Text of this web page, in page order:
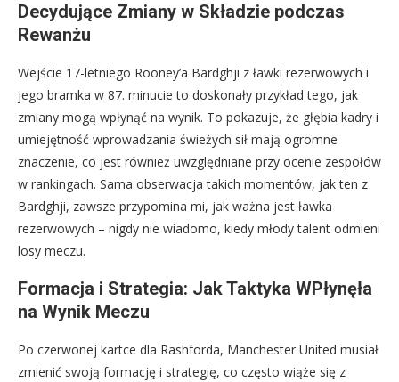
Decydujące Zmiany w Składzie podczas
Rewanżu
Wejście 17-letniego Rooney’a Bardghji z ławki rezerwowych i
jego bramka w 87. minucie to doskonały przykład tego, jak
zmiany mogą wpłynąć na wynik. To pokazuje, że głębia kadry i
umiejętność wprowadzania świeżych sił mają ogromne
znaczenie, co jest również uwzględniane przy ocenie zespołów
w rankingach. Sama obserwacja takich momentów, jak ten z
Bardghji, zawsze przypomina mi, jak ważna jest ławka
rezerwowych – nigdy nie wiadomo, kiedy młody talent odmieni
losy meczu.
Formacja i Strategia: Jak Taktyka WPłynęła
na Wynik Meczu
Po czerwonej kartce dla Rashforda, Manchester United musiał
zmienić swoją formację i strategię, co często wiąże się z